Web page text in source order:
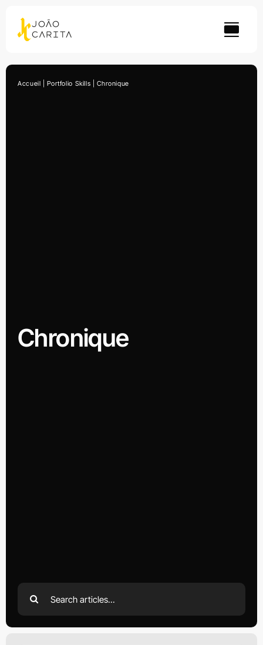
content
Chronique
Accueil |Portfolio Skills |Chronique
Search
for: